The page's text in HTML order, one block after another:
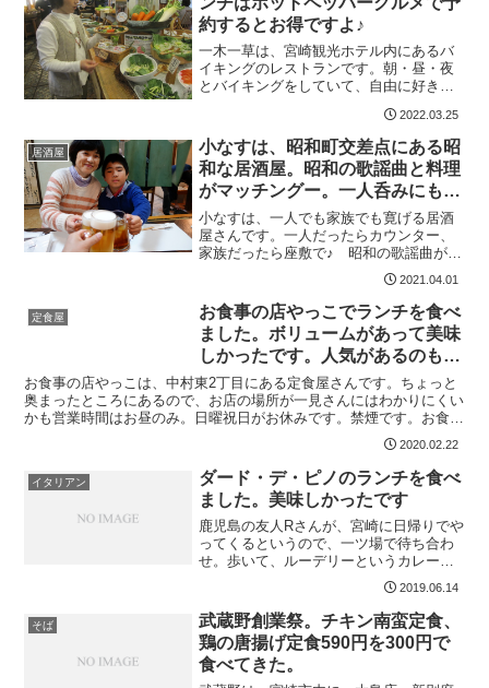
約するとお得ですよ♪
一木一草は、宮崎観光ホテル内にあるバ
イキングのレストランです。朝・昼・夜
とバイキングをしていて、自由に好きな
崎でバイキングを食べたい。それもラン
チだったら、絶対一木一草、一度入って
おくべきですね。そして、...
2022.03.25
居酒屋
小なすは、昭和町交差点にある昭
和な居酒屋。昭和の歌謡曲と料理
がマッチングー。一人呑みにも最
適。おすすめ
小なすは、一人でも家族でも寛げる居酒
屋さんです。一人だったらカウンター、
家族だったら座敷で♪ 昭和の歌謡曲が流
れ、気持ちよく酔えるお店です。料理も
とても美味しいです。ぜひ！小なす基本
情報小なす宮崎市堀川町９４0985-27-
705718時か...
2021.04.01
定食屋
お食事の店やっこでランチを食べ
ました。ボリュームがあって美味
しかったです。人気があるのも分
かるなー
お食事の店やっこは、中村東2丁目にある定食屋さんです。ちょっと
奥まったところにあるので、お店の場所が一見さんにはわかりにくい
かも営業時間はお昼のみ。日曜祝日がお休みです。禁煙です。お食事
の店やっこ基本情報お食事の店やっこ宮崎市中村東2丁目7...
2020.02.22
イタリアン
ダード・デ・ピノのランチを食べ
ました。美味しかったです
鹿児島の友人Rさんが、宮崎に日帰りでや
ってくるというので、一ツ場で待ち合わ
せ。歩いて、ルーデリーというカレー屋
さんを探したのですが見つけることが出
来ず。ダード・デ・ピノというお店があ
ったので入ってみることにしました。ホ
ットペッパーで見てみる...
2019.06.14
そば
武蔵野創業祭。チキン南蛮定食、
鶏の唐揚げ定食590円を300円で
食べてきた。